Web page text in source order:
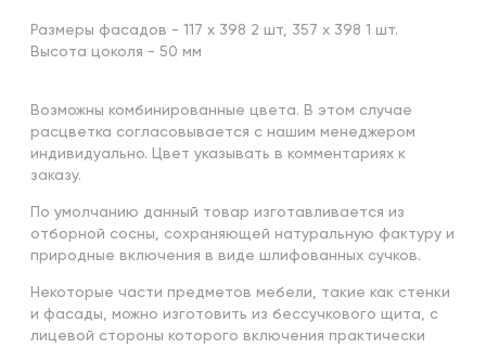
Размеры фасадов - 117 х 398 2 шт, 357 х 398 1 шт.
Высота цоколя - 50 мм
Возможны комбинированные цвета. В этом случае
расцветка согласовывается с нашим менеджером
индивидуально. Цвет указывать в комментариях к
заказу.
По умолчанию данный товар изготавливается из
отборной сосны, сохраняющей натуральную фактуру и
природные включения в виде шлифованных сучков.
Некоторые части предметов мебели, такие как стенки
и фасады, можно изготовить из бессучкового щита, с
лицевой стороны которого включения практически